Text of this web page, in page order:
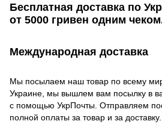
Бесплатная доставка по
от 5000 гривен одним
Международная доставка
Мы посылаем наш товар по всему
Украине, мы вышлем вам посылку в
с помощью УкрПочты. Отправляем
полной оплаты за товар и за доставку.